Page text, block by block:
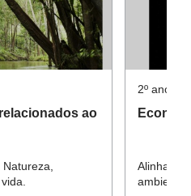
ao
2º ano •
Alinhado